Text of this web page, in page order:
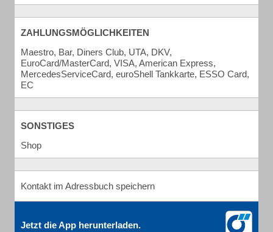
ZAHLUNGSMÖGLICHKEITEN
Maestro, Bar, Diners Club, UTA, DKV,
EuroCard/MasterCard, VISA, American Express,
MercedesServiceCard, euroShell Tankkarte, ESSO Card,
EC
SONSTIGES
Shop
Kontakt im Adressbuch speichern
Jetzt die App herunterladen.